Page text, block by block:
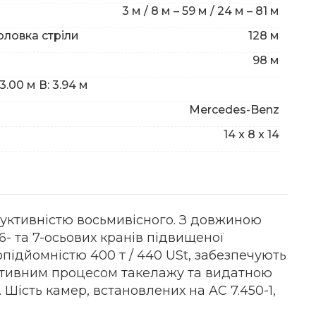
3 м / 8 м – 59 м / 24 м – 81 м
стріли
128 м
98 м
м В: 3.94 м
Mercedes-Benz
14 x 8 x 14
восьмивісного. З довжиною
та 7-осьових кранів підвищеної
400 т / 440 USt, забезпечують
процесом такелажу та видатною
камер, встановлених на AC 7.450-1,